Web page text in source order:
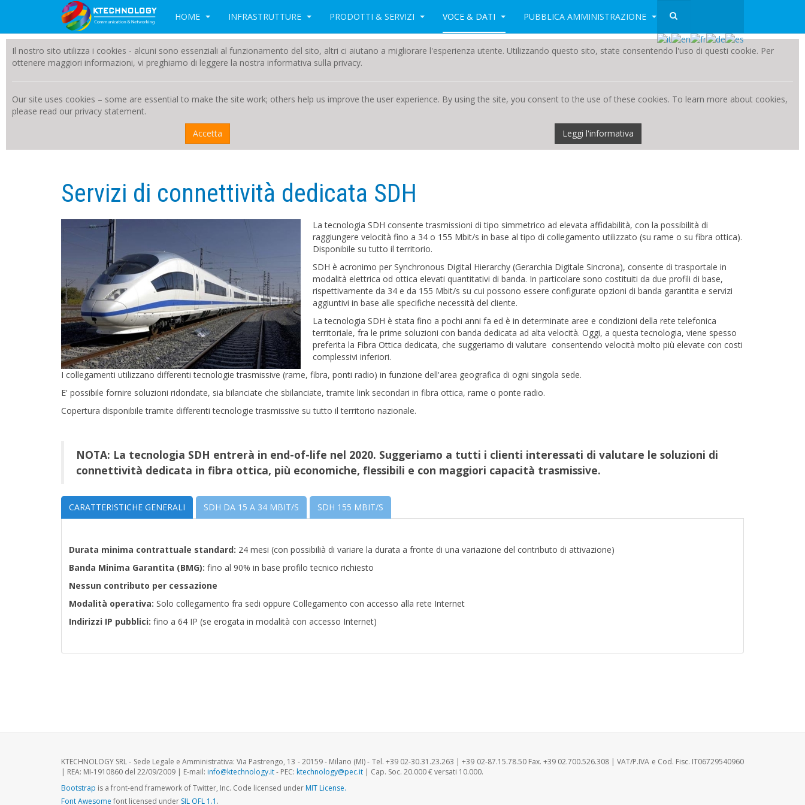
Il nostro sito utilizza i cookies - alcuni sono essenziali al funzionamento del sito, altri ci aiutano a migliorare l'esperienza utente. Utilizzando questo sito, state consentendo l'uso di questi cookie. Per
ottenere maggiori informazioni, vi preghiamo di leggere la nostra informativa sulla privacy.
Our site uses cookies – some are essential to make the site work; others help us improve the user experience. By using the site, you consent to the use of these cookies. To learn more about cookies,
please read our privacy statement.
Accetta
Leggi l'informativa
HOME INFRASTRUTTURE PRODOTTI & SERVIZI VOCE & DATI PUBBLICA AMMINISTRAZIONE
Servizi di connettività dedicata SDH
La tecnologia SDH consente trasmissioni di tipo simmetrico ad elevata affidabilità, con la possibilità di
raggiungere velocità fino a 34 o 155 Mbit/s in base al tipo di collegamento utilizzato (su rame o su fibra ottica).
Disponibile su tutto il territorio.
SDH è acronimo per Synchronous Digital Hierarchy (Gerarchia Digitale Sincrona), consente di trasportale in
modalità elettrica od ottica elevati quantitativi di banda. In particolare sono costituiti da due profili di base,
rispettivamente da 34 e da 155 Mbit/s su cui possono essere configurate opzioni di banda garantita e servizi
aggiuntivi in base alle specifiche necessità del cliente.
La tecnologia SDH è stata fino a pochi anni fa ed è in determinate aree e condizioni della rete telefonica
territoriale, fra le prime soluzioni con banda dedicata ad alta velocità. Oggi, a questa tecnologia, viene spesso
preferita la Fibra Ottica dedicata, che suggeriamo di valutare consentendo velocità molto più elevate con costi
complessivi inferiori.
I collegamenti utilizzano differenti tecnologie trasmissive (rame, fibra, ponti radio) in funzione dell'area geografica di ogni singola sede.
E' possibile fornire soluzioni ridondate, sia bilanciate che sbilanciate, tramite link secondari in fibra ottica, rame o ponte radio.
Copertura disponibile tramite differenti tecnologie trasmissive su tutto il territorio nazionale.
NOTA: La tecnologia SDH entrerà in end-of-life nel 2020. Suggeriamo a tutti i clienti interessati di valutare le soluzioni di
connettività dedicata in fibra ottica, più economiche, flessibili e con maggiori capacità trasmissive.
CARATTERISTICHE GENERALI SDH DA 15 A 34 MBIT/S SDH 155 MBIT/S
Durata minima contrattuale standard: 24 mesi (con possibilià di variare la durata a fronte di una variazione del contributo di attivazione)
Banda Minima Garantita (BMG): fino al 90% in base profilo tecnico richiesto
Nessun contributo per cessazione
Modalità operativa: Solo collegamento fra sedi oppure Collegamento con accesso alla rete Internet
Indirizzi IP pubblici: fino a 64 IP (se erogata in modalità con accesso Internet)
KTECHNOLOGY SRL - Sede Legale e Amministrativa: Via Pastrengo, 13 - 20159 - Milano (MI) - Tel. +39 02-30.31.23.263 | +39 02-87.15.78.50 Fax. +39 02.700.526.308 | VAT/P.IVA e Cod. Fisc. IT06729540960
| REA: MI-1910860 del 22/09/2009 | E-mail: info@ktechnology.it- PEC: ktechnology@pec.it | Cap. Soc. 20.000 € versati 10.000.
Bootstrap is a front-end framework of Twitter, Inc. Code licensed underMIT License.
Font Awesome font licensed under SIL OFL 1.1 .